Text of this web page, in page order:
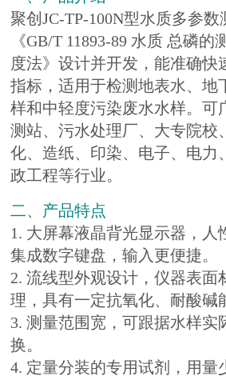
聚创JC-TP-100N型水质多参
《GB/T 11893-89 水质 总磷
度法》设计并开发，能准确快
指标，适用于检测地表水、地
样和中轻度污染废水水样。可
测站、污水处理厂、大专院校
化、造纸、印染、电子、电力
政工程等行业。
二、产品特点
1. 大屏幕液晶背光显示器，人
集成数字键盘，输入更便捷。
2. 流线型外观设计，仪器表面
理，具有一定抗氧化、耐酸碱
3. 测量范围宽，可跟据水样实
换。
4. 定量分装的专用试剂，用量